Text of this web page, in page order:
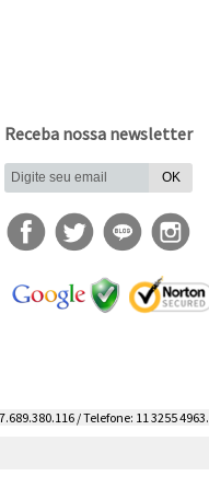
Receba nossa newsletter
/ Telefone: 11 3255 4963.